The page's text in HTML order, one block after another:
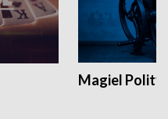
Magiel